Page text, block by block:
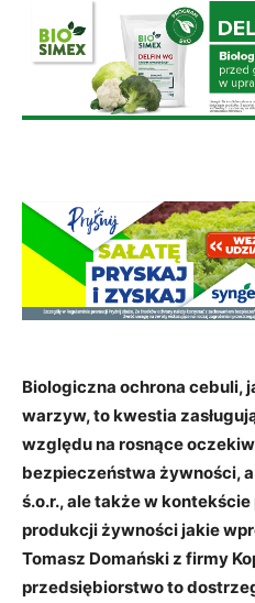
Biologiczna ochrona cebuli,
warzyw, to kwestia
względu na rosnące
bezpieczeństwa żywności,
ś.o.r., ale także w
produkcji żywności jakie
Tomasz Domański z firmy
przedsiębiorstwo to